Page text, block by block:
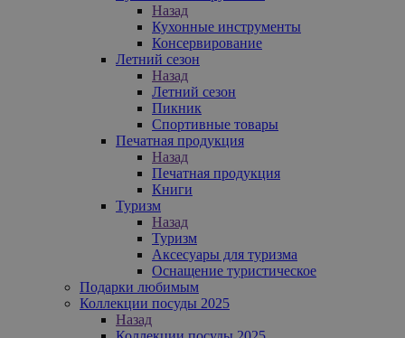
Назад
Кухонные инструменты
Консервирование
Летний сезон
Назад
Летний сезон
Пикник
Спортивные товары
Печатная продукция
Назад
Печатная продукция
Книги
Туризм
Назад
Туризм
Аксесуары для туризма
Оснащение туристическое
Подарки любимым
Коллекции посуды 2025
Назад